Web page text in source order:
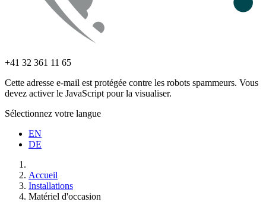
+41 32 361 11 65
Cette adresse e-mail est protégée contre les robots spammeurs. Vous
devez activer le JavaScript pour la visualiser.
Sélectionnez votre langue
EN
DE
Accueil
Installations
Matériel d'occasion